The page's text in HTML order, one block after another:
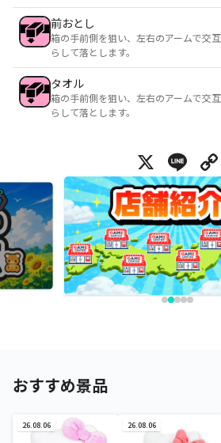
前おとし
箱の手前側を狙い、左右のアームで交
らして落とします。
タオル
箱の手前側を狙い、左右のアームで交
らして落とします。
X Line
おすすめ景品
26.08.06 26.08.06